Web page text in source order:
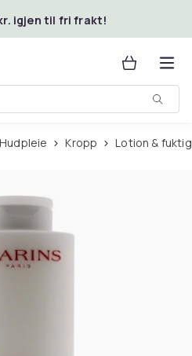
igjen til fri frakt!
Hudpleie Kropp Lotion &